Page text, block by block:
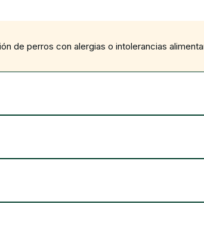
de perros con alergias o intolerancias